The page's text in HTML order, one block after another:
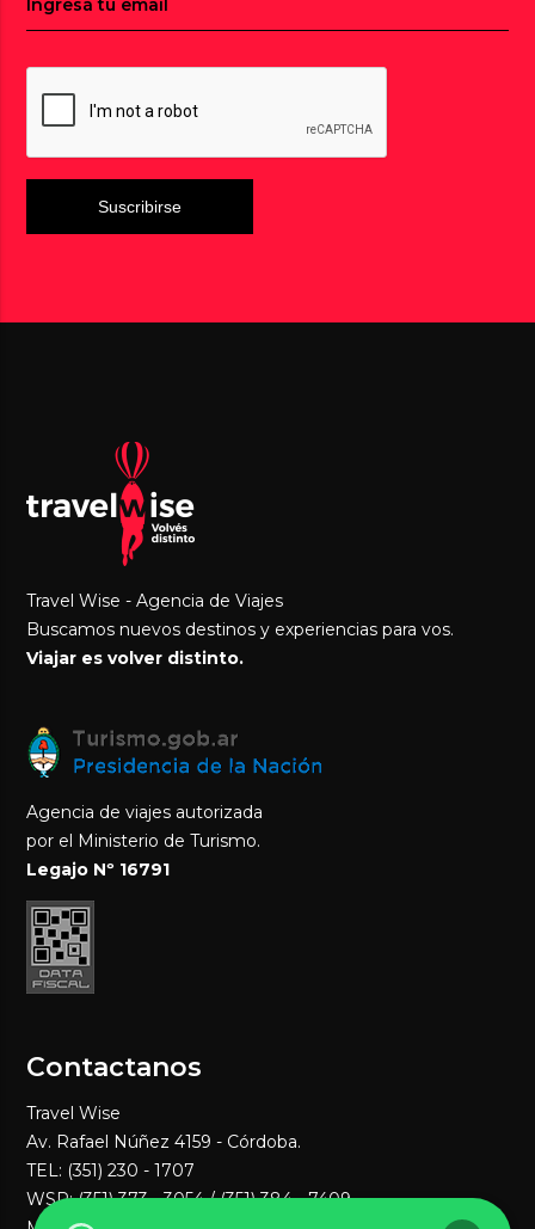
Travel Wise - Agencia de Viajes
Buscamos nuevos destinos y experiencias para vos.
Viajar es volver distinto.
Agencia de viajes autorizada
por el Ministerio de Turismo.
Legajo Nº 16791
Contactanos
Travel Wise
Av. Rafael Núñez 4159 - Córdoba.
TEL: (351) 230 - 1707
WSP:(351) 373 - 3054/ (351) 384 - 7409